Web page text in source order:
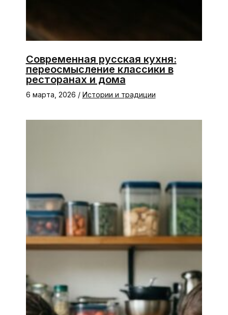
Современная русская кухня:
переосмысление классики в
ресторанах и дома
6 марта, 2026 / Истории и традиции